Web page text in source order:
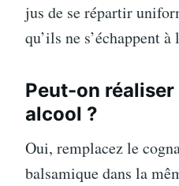
jus de se répartir
qu’ils ne s’échappent à
Peut-on réaliser
alcool ?
Oui, remplacez le
balsamique dans la